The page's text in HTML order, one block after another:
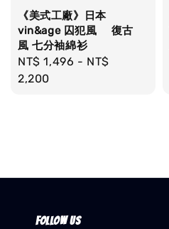
《美式工廠》日本
vin&age 囚犯風 復古
風 七分袖綿衫
Regular
price
NT$ 1,496 - NT$
2,200
Follow us